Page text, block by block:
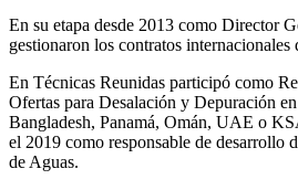
En su etapa desde 2013 como Director
gestionaron los contratos
En Técnicas Reunidas participó como
Ofertas para Desalación y Depuración
Bangladesh, Panamá, Omán, UAE o
el 2019 como responsable de desarrollo
de Aguas.